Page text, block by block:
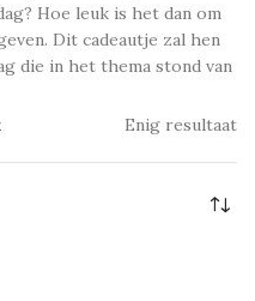
Hoe leuk is het dan om
Dit cadeautje zal hen
die in het thema stond van
Enig resultaat